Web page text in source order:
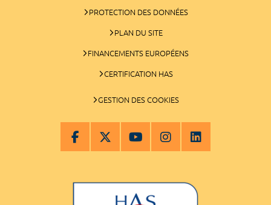
PROTECTION DES DONNÉES
PLAN DU SITE
FINANCEMENTS EUROPÉENS
CERTIFICATION HAS
GESTION DES COOKIES